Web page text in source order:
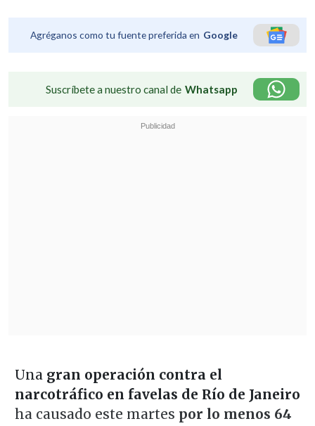
Agréganos como tu fuente preferida en Google
Suscríbete a nuestro canal de Whatsapp
Una gran operación contra el
narcotráfico en favelas de Río de Janeiro
ha causado este martes por lo menos 64